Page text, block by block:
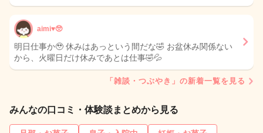
aimi♥️🥺
明日仕事か🥹 休みはあっという間だな🤣 お盆休み関係ない
から、火曜日だけ休みであとは仕事🤣💦
「雑談・つぶやき」の新着一覧を見る
みんなの口コミ・体験談まとめから見る